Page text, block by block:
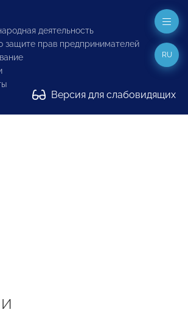
деятельность
защите прав предпринимателей
Версия для слабовидящих
RU